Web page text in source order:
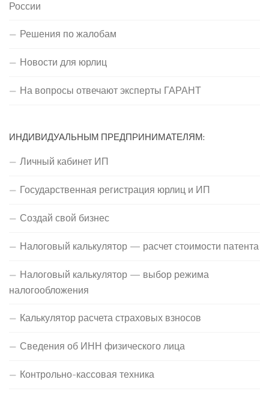
России
Решения по жалобам
Новости для юрлиц
На вопросы отвечают эксперты ГАРАНТ
ИНДИВИДУАЛЬНЫМ ПРЕДПРИНИМАТЕЛЯМ:
Личный кабинет ИП
Государственная регистрация юрлиц и ИП
Создай свой бизнес
Налоговый калькулятор — расчет стоимости патента
Налоговый калькулятор — выбор режима
налогообложения
Калькулятор расчета страховых взносов
Сведения об ИНН физического лица
Контрольно-кассовая техника